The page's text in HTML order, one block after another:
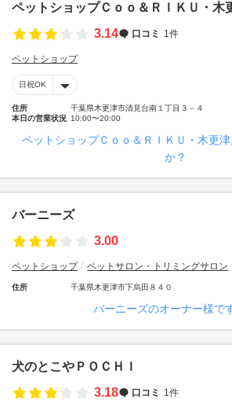
ペットショップＣｏｏ＆ＲＩＫＵ・木
3.14
口コミ 1件
ペットショップ
日祝OK
住所
千葉県木更津市清見台南１丁目３－４
本日の営業状況 10:00〜20:00
ペットショップＣｏｏ＆ＲＩＫＵ・木更
か？
バーニーズ
3.00
ペットショップ ペットサロン・トリミングサロン
住所 千葉県木更津市下烏田８４０
バーニーズのオーナー様で
犬のとこやＰＯＣＨＩ
3.18
口コミ 1件